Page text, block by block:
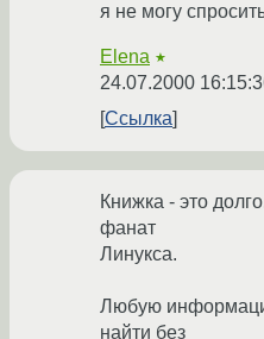
я не могу
Elena ★
24.07.2000
Ссылка
Книжка - это
фанат
Линукса.
Любую
найти без